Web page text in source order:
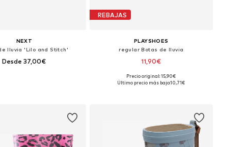
NEXT
lluvia 'Lilo and Stitch'
Desde 37,00€
REBAJAS
PLAYSHOES
regular Botas de lluvia
11,90€
+1
Tallas disponibles: 30-34, 34-38
Precio original: 15,90€
Último precio más bajo:10,71€